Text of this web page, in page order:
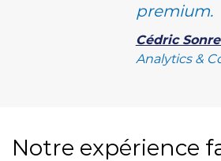
premium.
Cédric
Analytics &
Notre expérience